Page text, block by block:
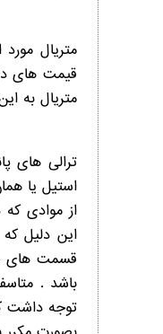
متریال
قیمت های
متریال به
ترالی های
استیل یا
از موادی
این دلیل
قسمت های
باشد .